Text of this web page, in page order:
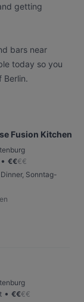
getting
bars near
today so you
Berlin.
Fusion Kitchen
• €€€€
Sonntag-
• €€€€